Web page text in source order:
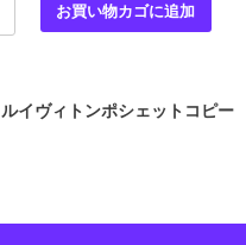
お買い物カゴに追加
ルイヴィトンポシェットコピー